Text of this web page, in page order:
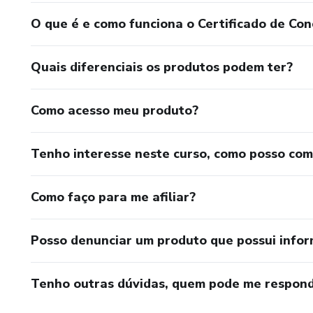
✔ Novos formatos virais
**máquina de criação viral**,
frente das tendências.
O que é e como funciona o Certificado de
Quais diferenciais os produtos podem ter?
Como acesso meu produto?
Tenho interesse neste curso, como posso
Como faço para me afiliar?
Posso denunciar um produto que possui
Tenho outras dúvidas, quem pode me